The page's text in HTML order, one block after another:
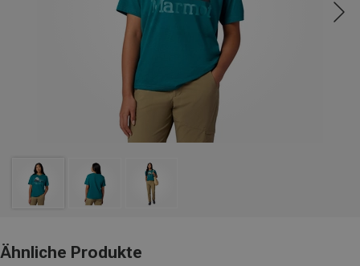
Ähnliche Produkte